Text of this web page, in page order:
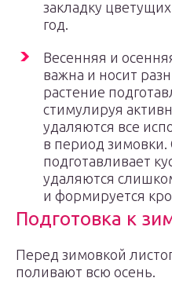
закладку
год.
Весенняя и
важна и носит
растение
стимулируя
удаляются все
в период зимовки.
подготавливает
удаляются
и формируется
Подготовка к
Перед зимовкой
поливают всю осень.